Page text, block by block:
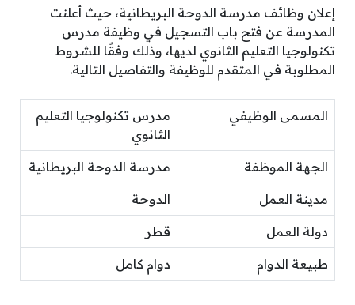
إعلان وظائف مدرسة الدوحة البريطانية، حيث أعلنت
المدرسة عن فتح باب التسجيل في وظيفة مدرس
تكنولوجيا التعليم الثانوي لديها، وذلك وفقًا للشروط
المطلوبة في المتقدم للوظيفة والتفاصيل التالية.
المسمى الوظيفي
مدرس تكنولوجيا التعليم
الثانوي
الجهة الموظفة مدرسة الدوحة البريطانية
مدينة العمل الدوحة
دولة العمل قطر
طبيعة الدوام دوام كامل